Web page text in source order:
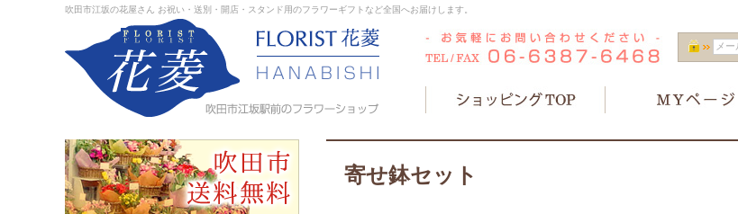
吹田市江坂の花屋さん お祝い・送別・開店・スタンド用のフラワーギフトなど全国へお届けします。
寄せ鉢セット